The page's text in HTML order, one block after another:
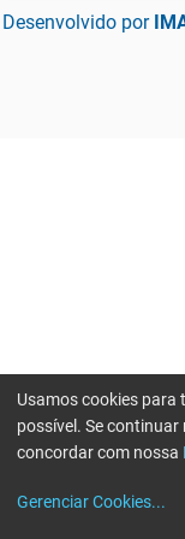
Desenvolvido por
Usamos cookies para
possível. Se
concordar com nossa
Gerenciar Cookies...
Erro ao enviar